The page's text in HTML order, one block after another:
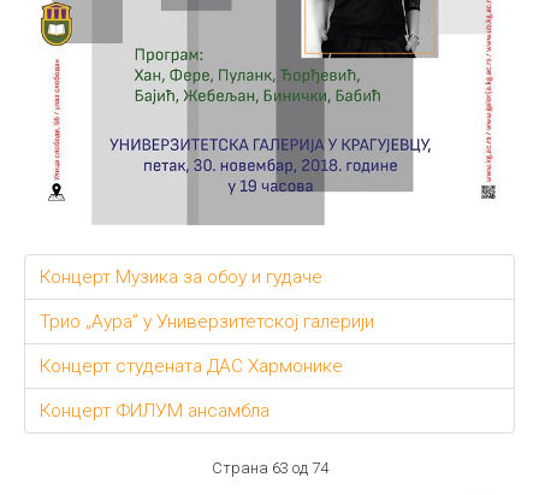
Концерт Музика за обоу и гудаче
Трио „Аура” у Универзитетској галерији
Концерт студената ДАС Хармонике
Концерт ФИЛУМ ансамбла
Страна 63 од 74